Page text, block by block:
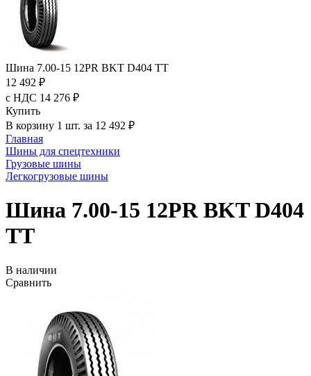
Шина 7.00-15 12PR BKT D404 TT
12 492 ₽
с НДС 14 276 ₽
Купить
В корзину 1 шт. за 12 492 ₽
Главная
Шины для спецтехники
Грузовые шины
Легкогрузовые шины
Шина 7.00-15 12PR BKT D404
TT
В наличии
Сравнить